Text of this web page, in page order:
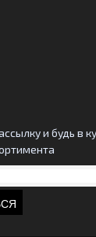
и будь в